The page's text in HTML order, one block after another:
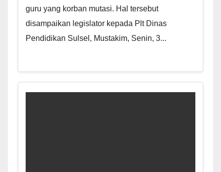
guru yang korban mutasi. Hal tersebut
disampaikan legislator kepada Plt Dinas
Pendidikan Sulsel, Mustakim, Senin, 3...